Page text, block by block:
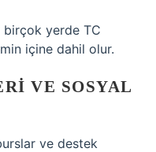
yerde TC
içine dahil olur.
VE SOSYAL
ve destek